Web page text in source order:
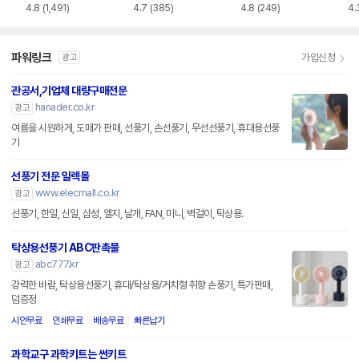
4.8 (1,491) 4.7 (385) 4.8 (249)
파워링크 광고 가입신청
관공서,기업체 대량구매전문
광고
hanader.co.kr
여름을 시원하게, 도매가 판매, 선풍기, 손선풍기, 무선선풍기, 휴대용선풍
기
선풍기 전문 일렉몰
광고 www.elecmall.co.kr
선풍기, 한일, 신일, 삼성, 엘지, 날개, FAN, 미니, 벽걸이, 탁상용.
탁상용선풍기 ABC판촉물
광고
abc777.kr
강력한 바람, 탁상용선풍기, 휴대/탁상용/거치형 취향 손풍기, 특가판매,
덤증정
시안무료 인쇄무료 배송무료 빠른납기
과학교구 과학키트는 썬키트